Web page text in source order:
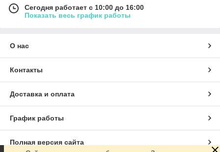
Сегодня работает с 10:00 до 16:00
Показать весь график работы
О нас
Контакты
Доставка и оплата
График работы
Полная версия сайта